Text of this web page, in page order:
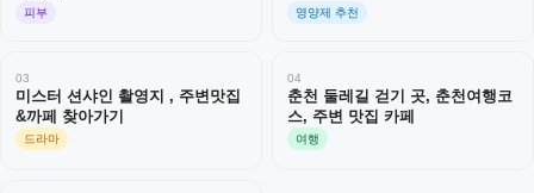
피부 영양제 추천
03
미스터 션샤인 촬영지 , 주변맛집
&까페 찾아가기
드라마
04
춘천 둘레길 걷기 곳, 춘천여행코
스, 주변 맛집 카페
여행